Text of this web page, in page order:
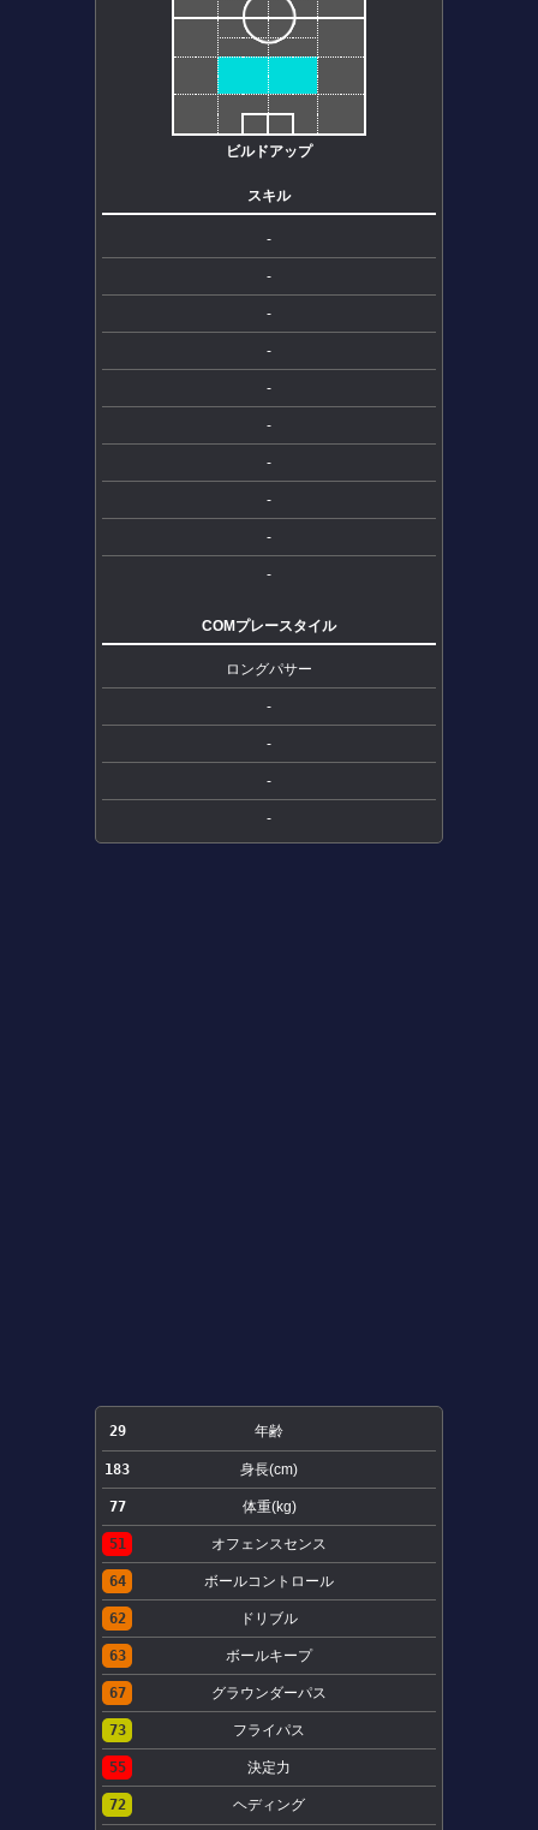
ビルドアップ
スキル
-
-
-
-
-
-
-
-
-
-
COMプレースタイル
ロングパサー
-
-
-
-
29 年齢
183 身長(cm)
77 体重(kg)
51 オフェンスセンス
64 ボールコントロール
62 ドリブル
63 ボールキープ
67 グラウンダーパス
73 フライパス
55 決定力
72 ヘディング